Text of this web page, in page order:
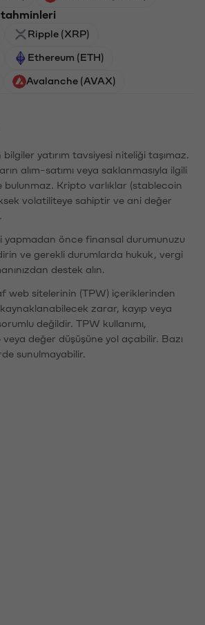
Ripple (XRP)
Ethereum (ETH)
Avalanche (AVAX)
yatırım tavsiyesi niteliği taşımaz.
alım-satımı veya saklanmasıyla ilgili
bulunmaz. Kripto varlıklar (stablecoin
volatiliteye sahiptir ve ani değer
yapmadan önce finansal durumunuzu
ve gerekli durumlarda hukuk, vergi
destek alın.
web sitelerinin (TPW) içeriklerinden
zarar, kayıp veya
değildir. TPW kullanımı,
veya değer düşüşüne yol açabilir. Bazı
sunulmayabilir.